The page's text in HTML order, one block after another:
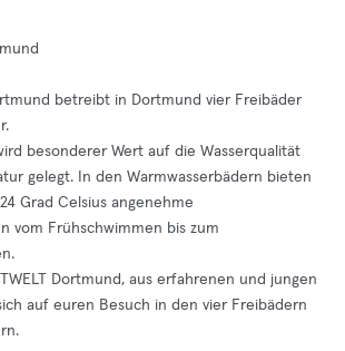
betreibt in Dortmund vier Freibäder
besonderer Wert auf die Wasserqualität
gelegt. In den Warmwasserbädern bieten
Grad Celsius angenehme
vom Frühschwimmen bis zum
Dortmund, aus erfahrenen und jungen
auf euren Besuch in den vier Freibädern